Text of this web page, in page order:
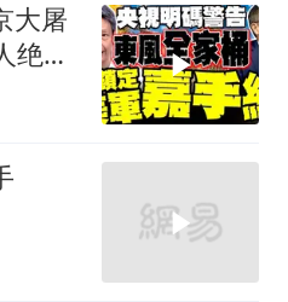
大屠
绝不